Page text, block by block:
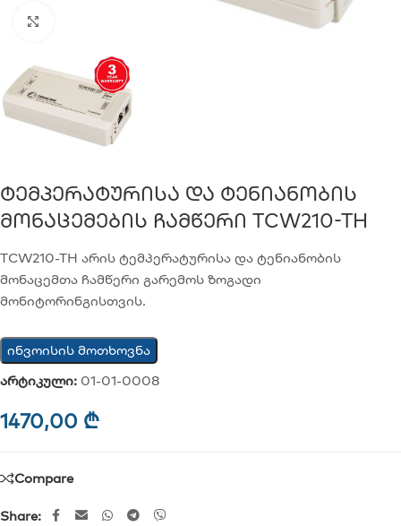
Ტემპერატურისა Და Ტენიანობის
Მონაცემების Ჩამწერი TCW210-TH
TCW210-TH არის ტემპერატურისა და ტენიანობის
მონაცემთა ჩამწერი გარემოს ზოგადი
მონიტორინგისთვის.
ინვოისის მოთხოვნა
არტიკული: 01-01-0008
1470,00 ₾
Compare
Share: